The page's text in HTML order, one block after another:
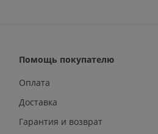
Помощь покупателю
Оплата
Доставка
Гарантия и возврат